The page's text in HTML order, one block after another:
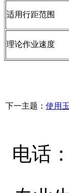
适用行距范围
理论作业速度
下一主题： 使用
电话